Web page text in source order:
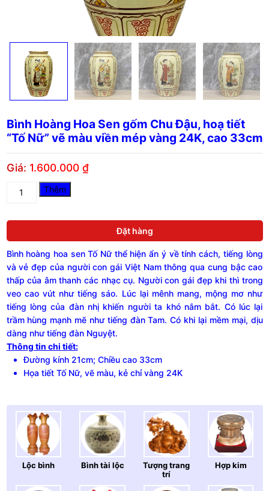
Bình Hoàng Hoa Sen gốm Chu Đậu, hoạ tiết
“Tố Nữ” vẽ màu viền mép vàng 24K, cao 33cm
Giá: 1.600.000 ₫
Bình hoàng hoa sen Tố Nữ thể hiện ẩn ý về tính cách, tiếng lòng
và vẻ đẹp của người con gái Việt Nam thông qua cung bậc cao
thấp của âm thanh các nhạc cụ. Người con gái đẹp khi thì trong
veo cao vút như tiếng sáo. Lúc lại mênh mang, mộng mơ như
tiếng lòng của đàn nhị khiến người ta khó nắm bắt. Có lúc lại
trầm hùng mạnh mẽ như tiếng đàn Tam. Có khi lại mềm mại, dịu
dàng như tiếng đàn Nguyệt.
Thông tin chi tiết:
Đường kính 21cm; Chiều cao 33cm
Họa tiết Tố Nữ, vẽ màu, kẻ chỉ vàng 24K
Bình
Hoàng
Sen
Chu
Đậu,
hoạ
tiết
"Tố
Nữ"
vẽ
màu
viền
mép
vàng
24K,
quantity
Thêm
Đặt hàng
Lộc bình Bình tài lộc
Tượng trang
trí
Hợp kim